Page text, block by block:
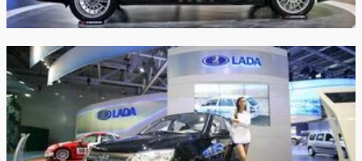
огнетушитель, знак аварийной остановки,
светоотражающий жилет, буксировочный трос,
перчатки х/б)*, стоимость 3 500 руб.
закрыть
Гарантия:
3 года или 50 000 км
пробега